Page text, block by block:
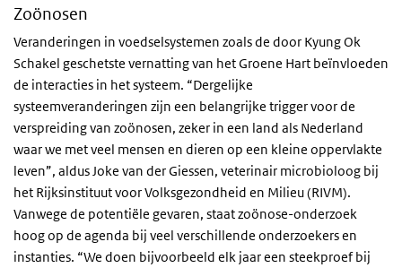
Zoönosen
Veranderingen in voedselsystemen zoals de door Kyung Ok
Schakel geschetste vernatting van het Groene Hart beïnvloeden
de interacties in het systeem. “Dergelijke
systeemveranderingen zijn een belangrijke trigger voor de
verspreiding van zoönosen, zeker in een land als Nederland
waar we met veel mensen en dieren op een kleine oppervlakte
leven”, aldus Joke van der Giessen, veterinair microbioloog bij
het Rijksinstituut voor Volksgezondheid en Milieu (RIVM).
Vanwege de potentiële gevaren, staat zoönose-onderzoek
hoog op de agenda bij veel verschillende onderzoekers en
instanties. “We doen bijvoorbeeld elk jaar een steekproef bij